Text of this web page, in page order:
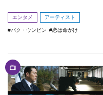
エンタメ アーティスト
パク・ウンビン 恋は命がけ